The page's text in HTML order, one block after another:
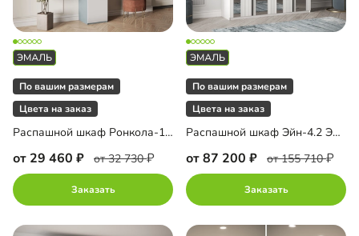
По вашим размерам
Цвета на заказ
Распашной шкаф Ронкола-1.1 Эмаль с антресолью
от 29 460 от 32 730
Заказать
По вашим размерам
Цвета на заказ
Распашной шкаф Эйн-4.2 Эмаль Декор 3
от 87 200 от 155 710
Заказать